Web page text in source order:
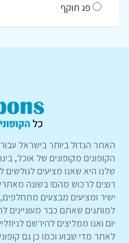
פג תוקף
האתר הגדול ביותר בישראל עבור
הקופונים מקופונים של אוכל,
שלנו היא שאנו מציעים
רוצים לרכוש מהם! בשונה
ישיר ומציעים מבצעים
למותגים שאתם כבר מעוניינים
יום ואנו ממליצים להירשם
לאתר מדי שבוע וכמו כן גם